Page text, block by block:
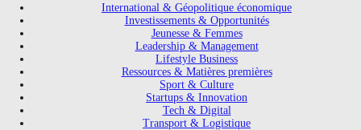
International & Géopolitique économique
Investissements & Opportunités
Jeunesse & Femmes
Leadership & Management
Lifestyle Business
Ressources & Matières premières
Sport & Culture
Startups & Innovation
Tech & Digital
Transport & Logistique